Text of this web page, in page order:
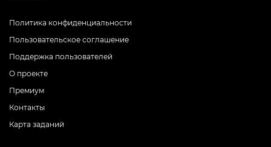
Политика конфиденциальности
Пользовательское соглашение
Поддержка пользователей
О проекте
Премиум
Контакты
Карта заданий